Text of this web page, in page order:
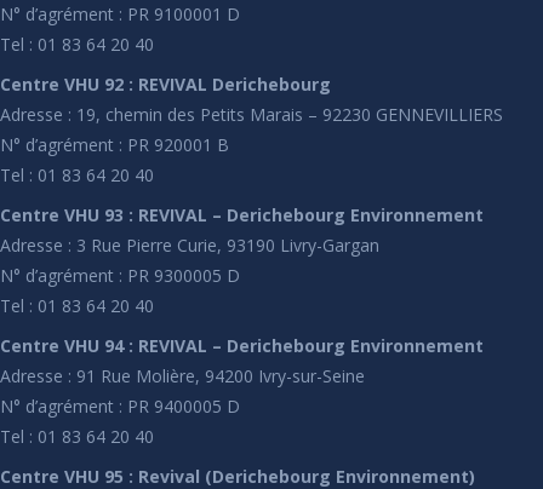
N° d’agrément : PR 9100001 D
Tel : 01 83 64 20 40
Centre VHU 92 : REVIVAL Derichebourg
Adresse : 19, chemin des Petits Marais – 92230 GENNEVILLIERS
N° d’agrément : PR 920001 B
Tel : 01 83 64 20 40
Centre VHU 93 : REVIVAL – Derichebourg Environnement
Adresse : 3 Rue Pierre Curie, 93190 Livry-Gargan
N° d’agrément : PR 9300005 D
Tel : 01 83 64 20 40
Centre VHU 94 : REVIVAL – Derichebourg Environnement
Adresse : 91 Rue Molière, 94200 Ivry-sur-Seine
N° d’agrément : PR 9400005 D
Tel : 01 83 64 20 40
Centre VHU 95 : Revival (Derichebourg Environnement)